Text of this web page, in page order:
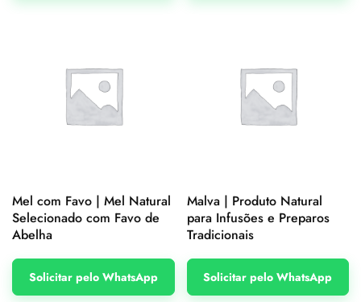
Mel com Favo | Mel Natural
Selecionado com Favo de
Abelha
Solicitar pelo WhatsApp
Malva | Produto Natural
para Infusões e Preparos
Tradicionais
Solicitar pelo WhatsApp